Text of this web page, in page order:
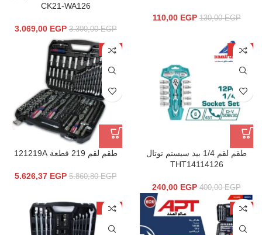
130,00EGP
110,00 EGP
CK21-WA126
3.300,00EGP
3.069,00 EGP
-40%
طقم لقم 1/4 بيد سيستم توتال
THT14114126
400,00EGP
240,00 EGP
-4%
طقم لقم 219 قطعة 121219A
5.860,80EGP
5.626,37 EGP
-5%
-13%